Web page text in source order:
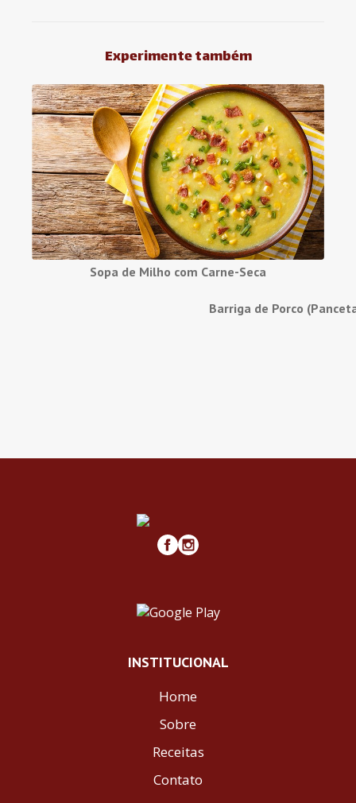
Experimente também
Sopa de Milho com Carne-Seca
Barriga de Porco
INSTITUCIONAL
Home
Sobre
Receitas
Contato